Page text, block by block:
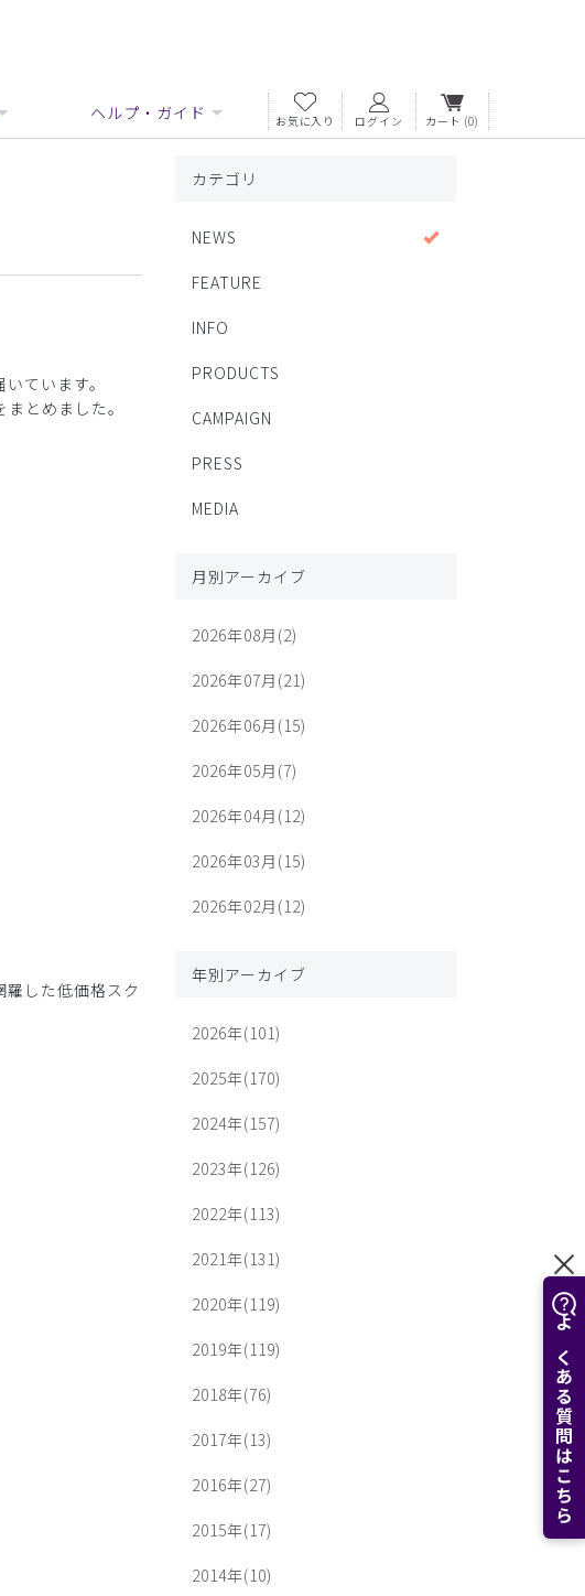
よくある質問はこちら
ヘルプ・ガイド お気に入り ログイン カート (0)
ています。
とめました。
した低価格スク
カテゴリ
NEWS
FEATURE
INFO
PRODUCTS
CAMPAIGN
PRESS
MEDIA
月別アーカイブ
2026年08月(2)
2026年07月(21)
2026年06月(15)
2026年05月(7)
2026年04月(12)
2026年03月(15)
2026年02月(12)
年別アーカイブ
2026年(101)
2025年(170)
2024年(157)
2023年(126)
2022年(113)
2021年(131)
2020年(119)
2019年(119)
2018年(76)
2017年(13)
2016年(27)
2015年(17)
2014年(10)